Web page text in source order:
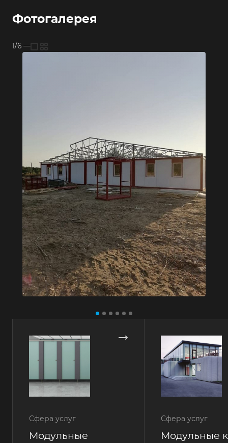
Фотогалерея
1/6 —
Сфера услуг
Модульные
Сфера услуг
Модульные